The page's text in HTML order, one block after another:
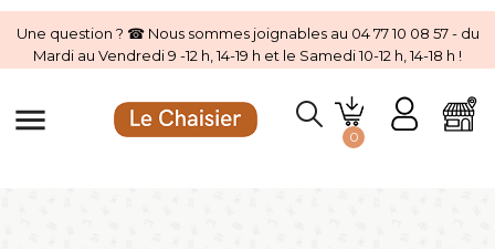
Une question ? ☎ Nous sommes joignables au 04 77 10 08 57 - du
Mardi au Vendredi 9 -12 h, 14-19 h et le Samedi 10-12 h, 14-18 h !
menu 0